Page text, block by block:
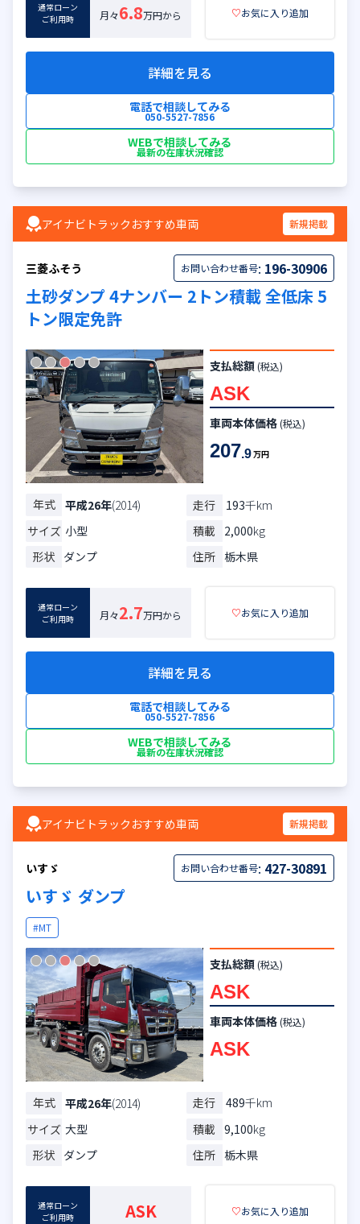
通常ローン
ご利用時
月々6.8万円から ♡お気に入り追加
詳細を見る
電話で相談してみる
050-5527-7856
WEBで相談してみる
最新の在庫状況確認
アイナビトラックおすすめ車両 新規掲載
三菱ふそう お問い合わせ番号: 196-30906
土砂ダンプ 4ナンバー 2トン積載 全低床 5
トン限定免許
支払総額 (税込)
ASK
車両本体価格 (税込)
207.9万円
年式 平成26年(2014) 走行 193千km
サイズ 小型 積載 2,000kg
形状 ダンプ 住所 栃木県
通常ローン
ご利用時
月々2.7万円から ♡お気に入り追加
詳細を見る
電話で相談してみる
050-5527-7856
WEBで相談してみる
最新の在庫状況確認
アイナビトラックおすすめ車両 新規掲載
いすゞ お問い合わせ番号: 427-30891
いすゞ ダンプ
#MT
支払総額 (税込)
ASK
車両本体価格 (税込)
ASK
年式 平成26年(2014) 走行 489千km
サイズ 大型 積載 9,100kg
形状 ダンプ 住所 栃木県
通常ローン
ご利用時
ASK ♡お気に入り追加